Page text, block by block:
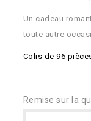
Un cadeau
toute autre
Colis de 96
Remise sur la